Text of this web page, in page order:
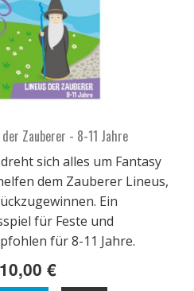
Zauberer - 8-11 Jahre
sich alles um Fantasy
dem Zauberer Lineus,
Ein
für Feste und
für 8-11 Jahre.
10,00 €